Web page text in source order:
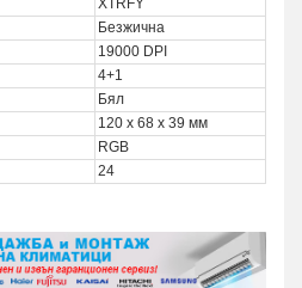
Безжична
19000 DPI
4+1
Бял
120 x 68 x 39 мм
RGB
24